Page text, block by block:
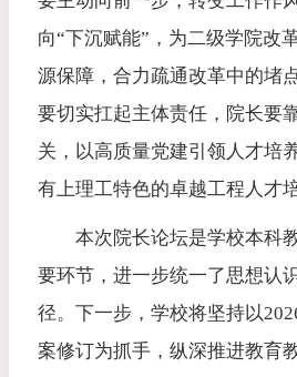
向“下沉赋能”，为二级学院改
源保障，合力疏通改革中的堵
要切实扛起主体责任，院长要
关，以高质量党建引领人才培
有上理工特色的卓越工程人才
本次院长论坛是学校本科
要环节，进一步统一了思想认
径。下一步，学校将坚持以
案修订为抓手，纵深推进教育